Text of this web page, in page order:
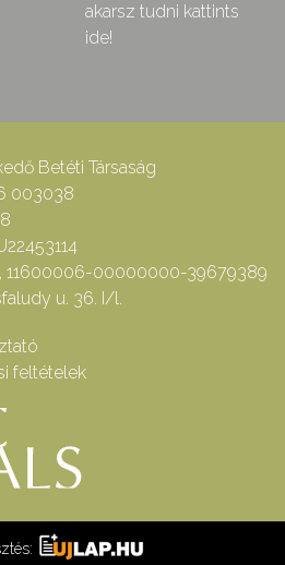
akarsz tudni kattints
ide!
Betéti Társaság
003038
11600006-00000000-39679389
u. 36. I/l.
feltételek